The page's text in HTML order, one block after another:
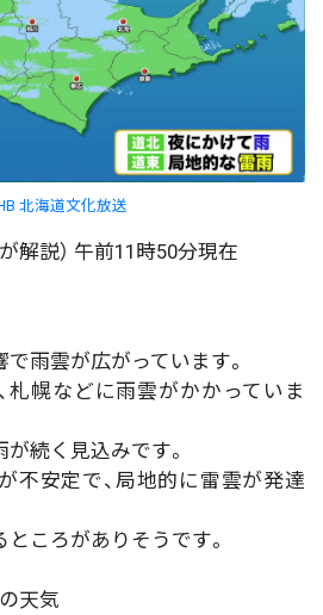
北海道文化放送
解説） 午前11時50分現在
雨雲が広がっています。
幌などに雨雲がかかっていま
続く見込みです。
不安定で、局地的に雷雲が発達
ころがありそうです。
天気